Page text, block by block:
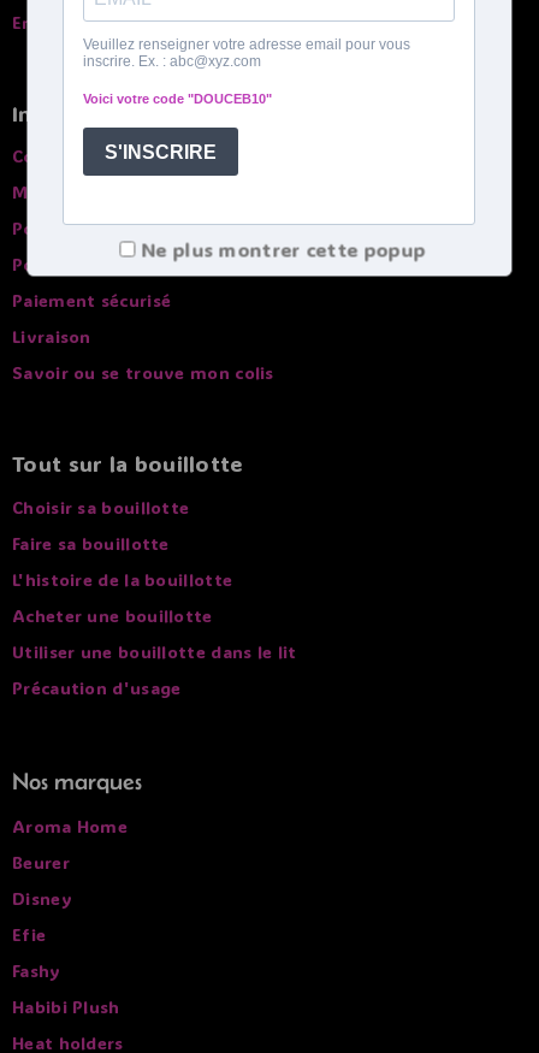
English spoken
Infos pratiques
Conditions générales de ventes
Mentions légales
Politique de confidentialité
Politique de Cookies
Paiement sécurisé
Livraison
Savoir ou se trouve mon colis
Tout sur la bouillotte
Choisir sa bouillotte
Faire sa bouillotte
L'histoire de la bouillotte
Acheter une bouillotte
Utiliser une bouillotte dans le lit
Précaution d'usage
Nos marques
Aroma Home
Beurer
Disney
Efie
Fashy
Habibi Plush
Heat holders
Ne plus montrer cette popup